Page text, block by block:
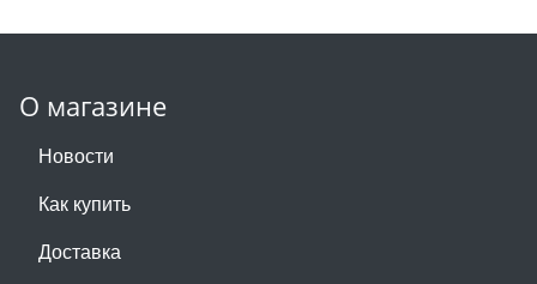
О магазине
Новости
Как купить
Доставка